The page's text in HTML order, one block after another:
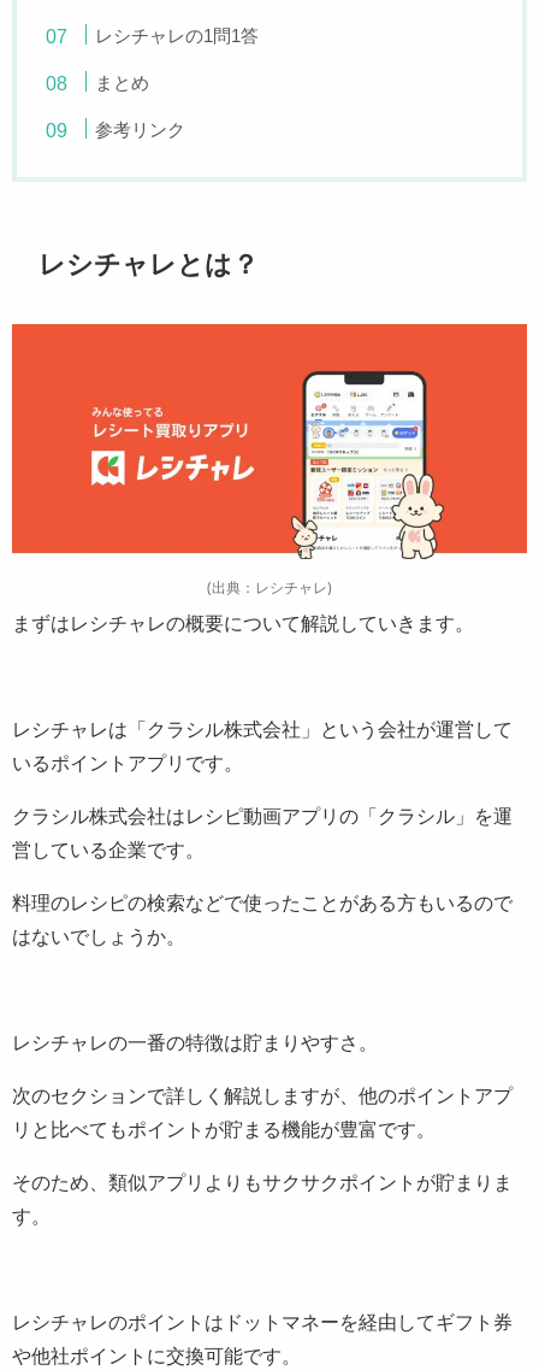
レシチャレの1問1答
まとめ
参考リンク
レシチャレとは？
(出典：レシチャレ)
まずはレシチャレの概要について解説していきます。
レシチャレは「クラシル株式会社」という会社が運営して
いるポイントアプリです。
クラシル株式会社はレシピ動画アプリの「クラシル」を運
営している企業です。
料理のレシピの検索などで使ったことがある方もいるので
はないでしょうか。
レシチャレの一番の特徴は貯まりやすさ。
次のセクションで詳しく解説しますが、他のポイントアプ
リと比べてもポイントが貯まる機能が豊富です。
そのため、類似アプリよりもサクサクポイントが貯まりま
す。
レシチャレのポイントはドットマネーを経由してギフト券
や他社ポイントに交換可能です。